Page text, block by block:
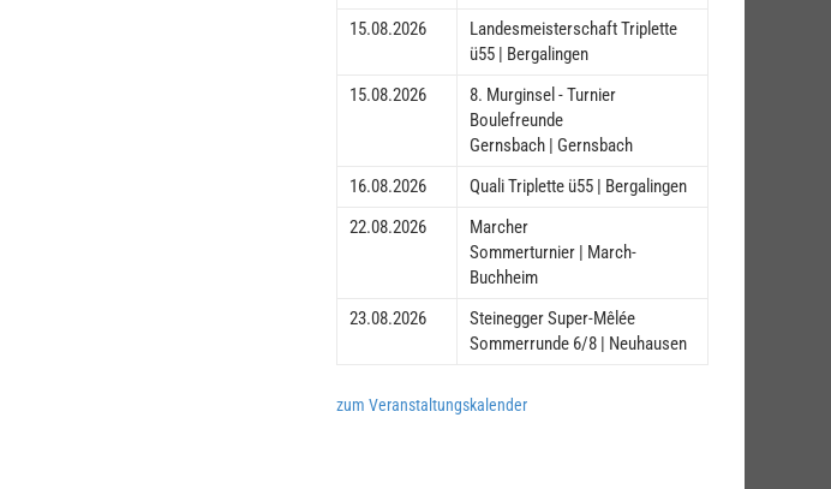
15.08.2026
Landesmeisterschaft Triplette
ü55 | Bergalingen
15.08.2026
8. Murginsel - Turnier
Boulefreunde
Gernsbach | Gernsbach
16.08.2026
Quali Triplette ü55 | Bergalingen
22.08.2026
Marcher
Sommerturnier | March-
Buchheim
23.08.2026
Steinegger Super-Mêlée
Sommerrunde 6/8 | Neuhausen
zum Veranstaltungskalender